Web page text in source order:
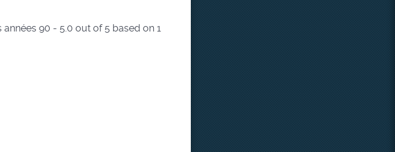
années 90 - 5.0 out of 5 based on1